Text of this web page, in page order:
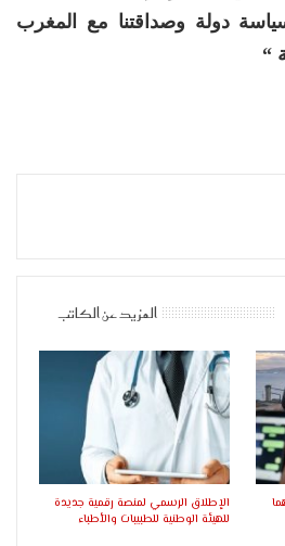
دولة وصداقتنا مع المغرب
“
المزيد عن الكاتب
الإطلاق الرسمي لمنصة رقمية جديدة
للهيئة الوطنية للطبيبات والأطباء